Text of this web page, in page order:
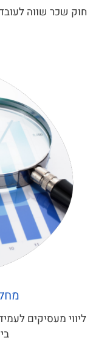
חוק שכר שווה
ליווי מעסיקים